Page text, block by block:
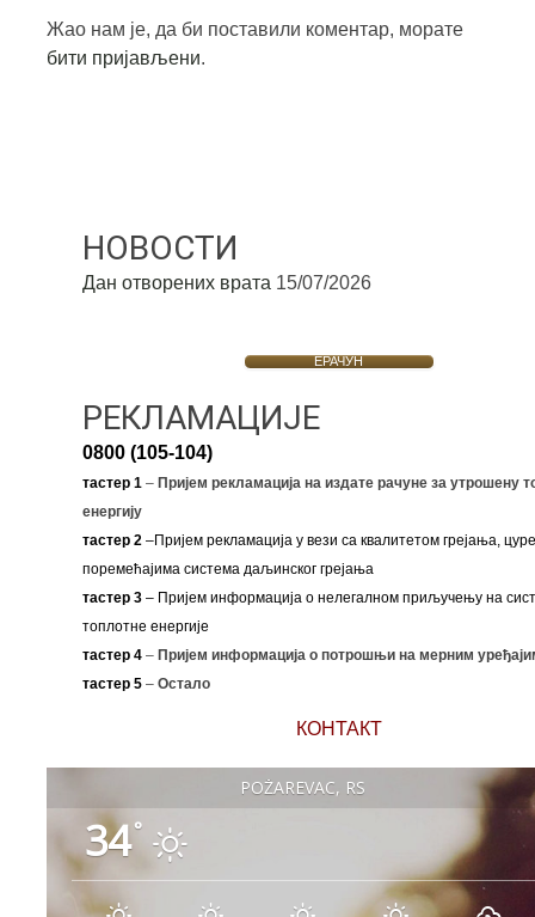
Жао нам је, да би поставили коментар, морате
бити пријављени.
НОВОСТИ
Дан отворених врата 15/07/2026
ЕРАЧУН
РЕКЛАМАЦИЈЕ
0800 (105-104)
тастер 1–Пријем рекламација на издате рачуне за утрошену
енергију
тастер 2–Пријем рекламација у вези са квалитетом грејања,
поремећајима система даљинског грејања
тастер 3– Пријем информација о нелегалном приључењу на
топлотне енергије
тастер 4 – Пријем информација о потрошњи на мерним
тастер 5 – Остало
КОНТАКТ
POŽAREVAC, RS
34°